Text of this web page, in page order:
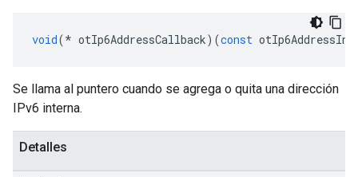
void(* otIp6AddressCallback)(const
Se llama al puntero cuando se agrega o quita una dirección
IPv6 interna.
Detalles